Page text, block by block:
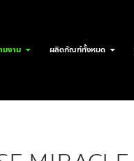
มงาม ผลิตภัณฑ์ทั้งหมด